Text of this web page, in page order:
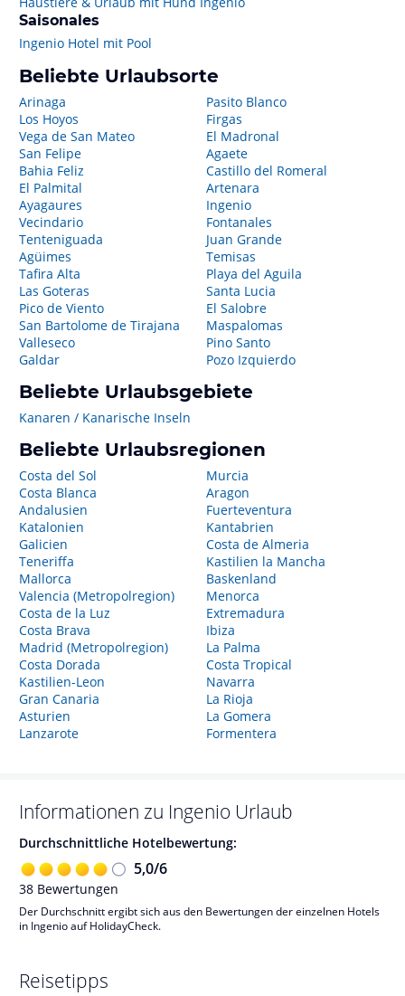
Saisonales
Ingenio Hotel mit Pool
Beliebte Urlaubsorte
Arinaga
Los Hoyos
Vega de San Mateo
San Felipe
Bahia Feliz
El Palmital
Ayagaures
Vecindario
Tenteniguada
Agüimes
Tafira Alta
Las Goteras
Pico de Viento
San Bartolome de Tirajana
Valleseco
Galdar
Pasito Blanco
Firgas
El Madronal
Agaete
Castillo del Romeral
Artenara
Ingenio
Fontanales
Juan Grande
Temisas
Playa del Aguila
Santa Lucia
El Salobre
Maspalomas
Pino Santo
Pozo Izquierdo
Beliebte Urlaubsgebiete
Kanaren / Kanarische Inseln
Beliebte Urlaubsregionen
Costa del Sol
Costa Blanca
Andalusien
Katalonien
Galicien
Teneriffa
Mallorca
Valencia (Metropolregion)
Costa de la Luz
Costa Brava
Madrid (Metropolregion)
Costa Dorada
Kastilien-Leon
Gran Canaria
Asturien
Lanzarote
Murcia
Aragon
Fuerteventura
Kantabrien
Costa de Almeria
Kastilien la Mancha
Baskenland
Menorca
Extremadura
Ibiza
La Palma
Costa Tropical
Navarra
La Rioja
La Gomera
Formentera
Informationen zu Ingenio Urlaub
Durchschnittliche Hotelbewertung:
5,0/6
38 Bewertungen
Der Durchschnitt ergibt sich aus den Bewertungen der einzelnen Hotels
in Ingenio auf HolidayCheck.
Reisetipps